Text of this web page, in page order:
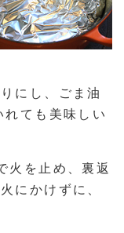
にし、ごま油
ても美味しい
火を止め、裏返
にかけずに、